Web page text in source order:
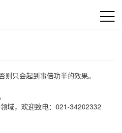
只会起到事倍功半的效果。
域，欢迎致电：021-34202332